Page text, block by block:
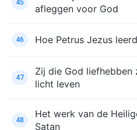
45
afleggen voor God
46 Hoe Petrus Jezus
47
Zij die God
licht leven
48
Het werk van de
Satan